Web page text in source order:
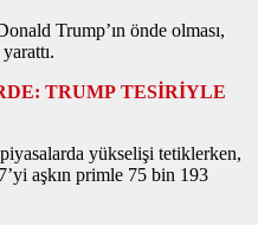
Trump’ın önde olması,
TRUMP TESİRİYLE
yükselişi tetiklerken,
aşkın primle 75 bin 193